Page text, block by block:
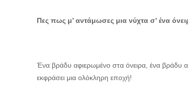
Πες πως μ’ αντάμωσες μια νύχτα σ’ ένα
Ένα βράδυ αφιερωμένο στα όνειρα, ένα βράδυ
εκφράσει μια ολόκληρη εποχή!